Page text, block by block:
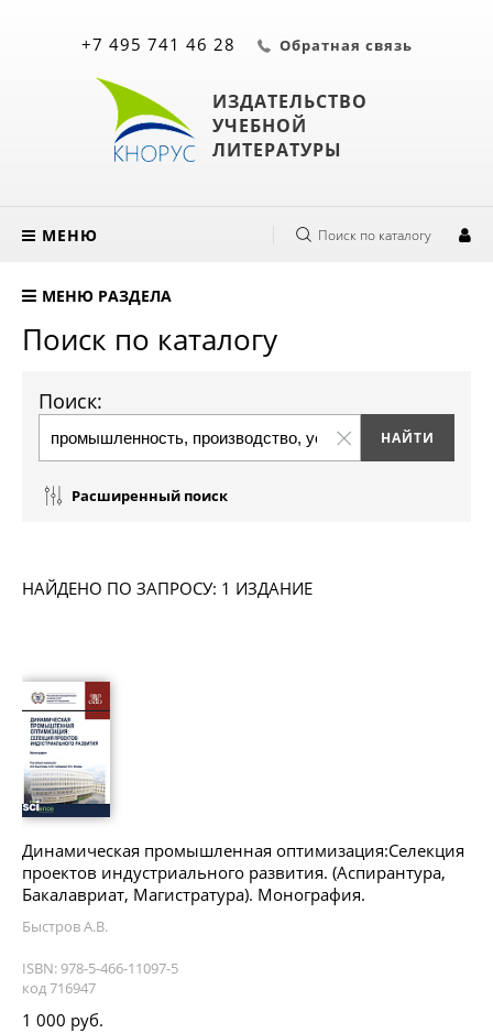
ИЗДАТЕЛЬСТВО
УЧЕБНОЙ
ЛИТЕРАТУРЫ
+7 495 741 46 28 Обратная связь
МЕНЮ Поиск по каталогу
МЕНЮ РАЗДЕЛА
Поиск по каталогу
Поиск:
Расширенный поиск
НАЙДЕНО ПО ЗАПРОСУ: 1 ИЗДАНИЕ
Динамическая промышленная оптимизация:Селекция
проектов индустриального развития. (Аспирантура,
Бакалавриат, Магистратура). Монография.
Быстров А.В.
ISBN: 978-5-466-11097-5
код 716947
1 000 руб.